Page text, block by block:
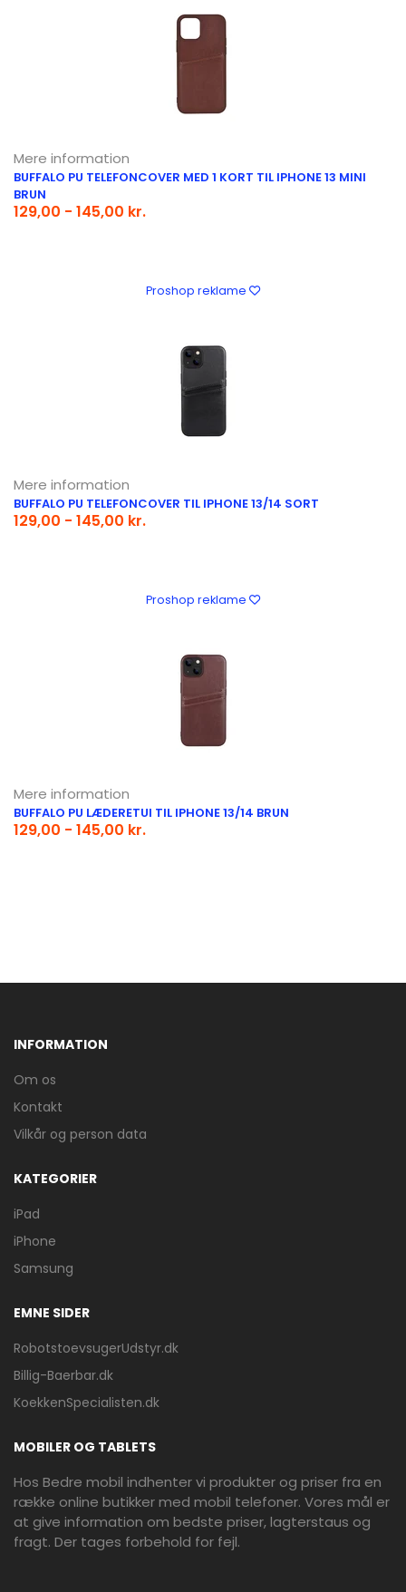
Mere information
BUFFALO PU TELEFONCOVER MED 1 KORT TIL IPHONE 13 MINI
BRUN
129,00 - 145,00 kr.
Proshop reklame
Mere information
BUFFALO PU TELEFONCOVER TIL IPHONE 13/14 SORT
129,00 - 145,00 kr.
Proshop reklame
Mere information
BUFFALO PU LÆDERETUI TIL IPHONE 13/14 BRUN
129,00 - 145,00 kr.
INFORMATION
Om os
Kontakt
Vilkår og person data
KATEGORIER
iPad
iPhone
Samsung
EMNE SIDER
RobotstoevsugerUdstyr.dk
Billig-Baerbar.dk
KoekkenSpecialisten.dk
MOBILER OG TABLETS
Hos Bedre mobil indhenter vi produkter og priser fra en
række online butikker med mobil telefoner. Vores mål er
at give information om bedste priser, lagterstaus og
fragt. Der tages forbehold for fejl.